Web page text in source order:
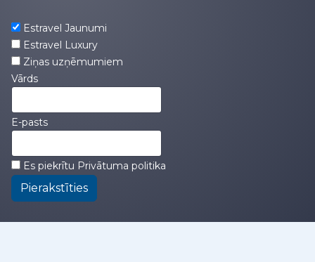
Estravel Jaunumi
Estravel Luxury
Ziņas uzņēmumiem
Vārds
E-pasts
Es piekrītu Privātuma politika
Pierakstīties